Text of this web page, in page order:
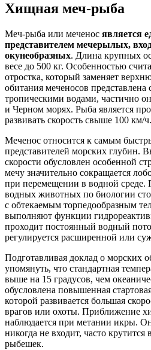
Хищная меч-рыба
Меч-рыба или меченос является
представителем мечерылых,
окунеобразных. Длина крупных
весе до 500 кг. Особенностью
отростка, который заменяет
обитания меченосов
тропическими водами, частично
и Черном морях. Рыба является
развивать скорость свыше 100 км/ч.
Меченос относится к самым
представителей морских глубин.
скорости обусловлен особенной
мечу значительно сокращается
при перемещении в водной среде.
водных животных по биологии
с обтекаемым торпедообразным
выполняют функции
проходит постоянный водный
регулируется расширенной или
Подготавливая доклад о морских
упомянуть, что стандартная
выше на 15 градусов, чем
обусловлена повышенная
которой развивается большая
врагов или охоты. Приближение
наблюдается при метании икры.
никогда не входит, часто
рыбешек.